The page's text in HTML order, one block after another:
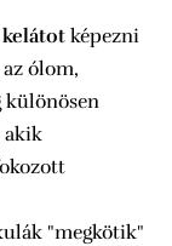
kelátot képezni
ólom,
különösen
akik
"megkötik"